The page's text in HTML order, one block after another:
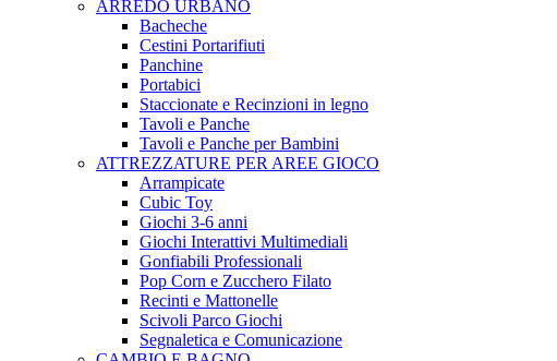
ARREDO URBANO
Bacheche
Cestini Portarifiuti
Panchine
Portabici
Staccionate e Recinzioni in legno
Tavoli e Panche
Tavoli e Panche per Bambini
ATTREZZATURE PER AREE GIOCO
Arrampicate
Cubic Toy
Giochi 3-6 anni
Giochi Interattivi Multimediali
Gonfiabili Professionali
Pop Corn e Zucchero Filato
Recinti e Mattonelle
Scivoli Parco Giochi
Segnaletica e Comunicazione